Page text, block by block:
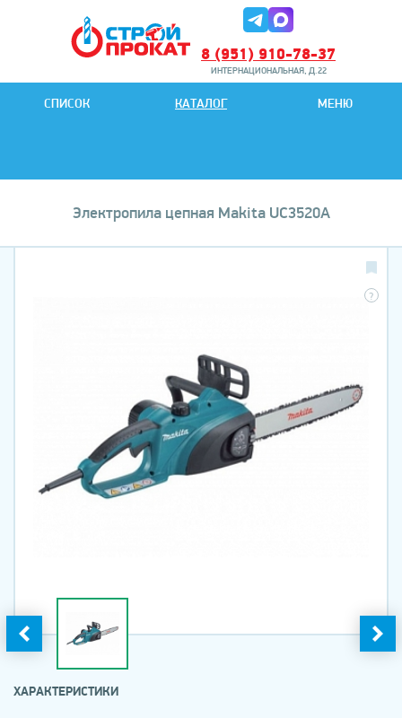
СПИСОК КАТАЛОГ МЕНЮ
8 (951) 910-78-37
ИНТЕРНАЦИОНАЛЬНАЯ, Д.22
ИНТЕРНАЦИОНАЛЬНАЯ, Д.22
Электропила цепная Makita UC3520A
?
ХАРАКТЕРИСТИКИ